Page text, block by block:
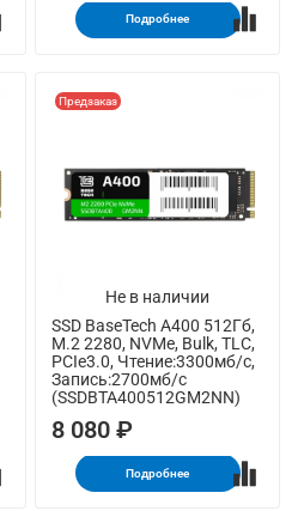
Подробнее
Не в наличии
Предзаказ
SSD BaseTech A400 512Гб,
M.2 2280, NVMe, Bulk, TLC,
PCIe3.0, Чтение:3300мб/с,
Запись:2700мб/с
(SSDBTA400512GM2NN)
8 080 ₽
Подробнее